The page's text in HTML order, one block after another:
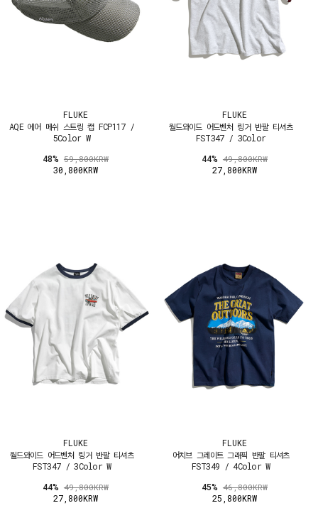
FLUKE
AQE 에어 메쉬 스트링 캡 FCP117 /
5Color W
48% 59,800KRW
30,800KRW
FLUKE
월드와이드 어드벤처 링거 반팔 티셔츠
FST347 / 3Color
44% 49,800KRW
27,800KRW
FLUKE
월드와이드 어드벤처 링거 반팔 티셔츠
FST347 / 3Color W
44% 49,800KRW
27,800KRW
FLUKE
어치브 그레이트 그래픽 반팔 티셔츠
FST349 / 4Color W
45% 46,800KRW
25,800KRW